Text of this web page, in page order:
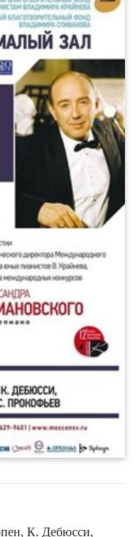
К. Дебюсси,